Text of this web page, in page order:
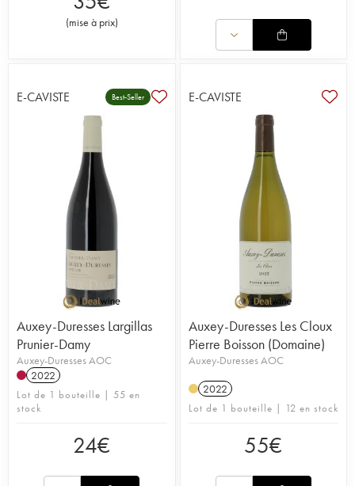
(mise à prix)
E-CAVISTE Best-Seller
Auxey-Duresses Largillas
Prunier-Damy
Auxey-Duresses AOC
2022
Lot de 1 bouteille | 55 en
stock
24€
E-CAVISTE
Auxey-Duresses Les Cloux
Pierre Boisson (Domaine)
Auxey-Duresses AOC
2022
Lot de 1 bouteille | 12 en stock
55€